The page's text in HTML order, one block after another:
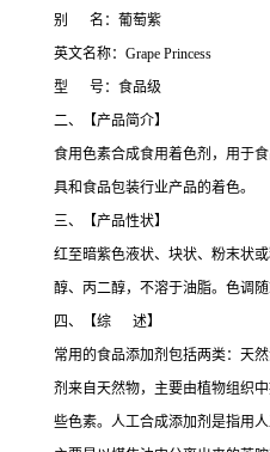
别 名：葡萄紫
英文名称：Grape Princess
型 号：食品级
二、【产品简介】
食用色素合成食用着色剂，用于
具和食品包装行业产品的着色。
三、【产品性状】
红至暗紫色液状、块状、粉末状
醇、丙二醇，不溶于油脂。色调随
四、【综 述】
常用的食品添加剂包括两类：天
剂来自天然物，主要由植物组织
些色素。人工合成添加剂是指用